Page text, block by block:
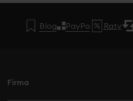
Blog PayPo Raty
Firma